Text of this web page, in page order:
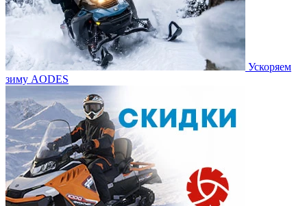
Ускоряем
зиму AODES